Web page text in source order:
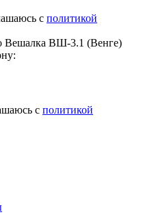
с политикой
Вешалка ВШ-3.1 (Венге)
с политикой